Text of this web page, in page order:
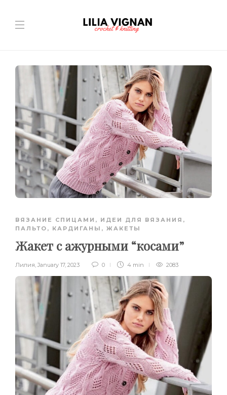
ВЯЗАНИЕ СПИЦАМИ , ИДЕИ ДЛЯ ВЯЗАНИЯ ,
ПАЛЬТО, КАРДИГАНЫ, ЖАКЕТЫ
Жакет с ажурными “косами”
Лилия, January 17, 2023 0 4 min 2083